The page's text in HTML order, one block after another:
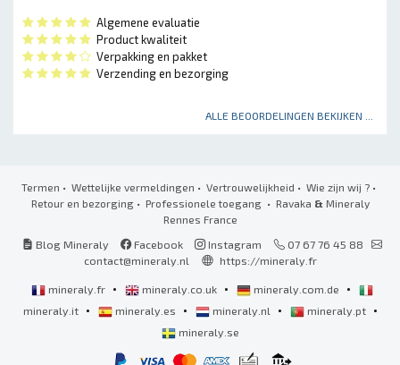
Algemene evaluatie
Product kwaliteit
Verpakking en pakket
Verzending en bezorging
ALLE BEOORDELINGEN BEKIJKEN ...
Termen • Wettelijke vermeldingen • Vertrouwelijkheid • Wie zijn wij ? •
Retour en bezorging• Professionele toegang • Ravaka & Mineraly
Rennes France
Blog Mineraly
Facebook Instagram
07 67 76 45 88
contact@mineraly.nl
https://mineraly.fr
mineraly.fr • mineraly.co.uk • mineraly.com.de •
mineraly.it • mineraly.es • mineraly.nl • mineraly.pt •
mineraly.se